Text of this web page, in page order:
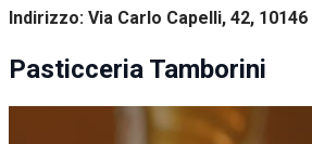
Indirizzo: Via Carlo Capelli, 42,
Pasticceria Tamborini